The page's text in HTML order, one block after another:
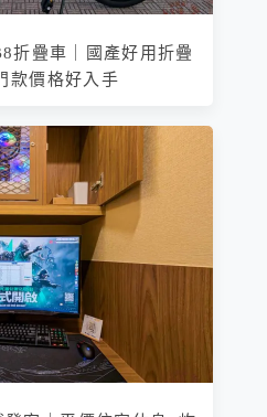
折疊車｜國產好用折疊
款價格好入手